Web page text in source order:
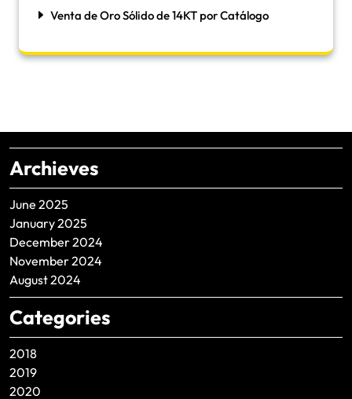
Venta de Oro Sólido de 14KT por Catálogo
Archieves
June 2025
January 2025
December 2024
November 2024
August 2024
Categories
2018
2019
2020